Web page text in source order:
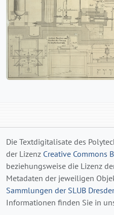
Die Textdigitalisate des
der Lizenz Creative Commons
beziehungsweise die Lizenz
Metadaten der jeweiligen
Sammlungen der SLUB
Informationen finden Sie in